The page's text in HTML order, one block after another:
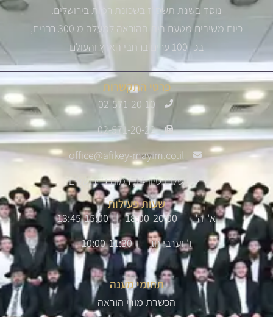
נוסד בשנת תשס"ז בשכונת רמות בירושלים.
כיום משיבים מטעם בית ההוראה למעלה מ 300 רבנים,
בכ -100 ערים ברחבי הארץ והעולם
פרטי התקשרות
02-571-20-10
02-571-20-22
office@afikey-mayim.co.il
שלום סיון 14, רמות ג' ירושלים
שעות פעילות
א'-ה' – 18:00-20:00 | 13:45-15:00
ו' וערבי חג – 10:00-11:30
תחומי מענה
הכשרת מורי הוראה